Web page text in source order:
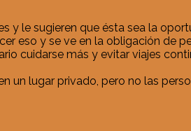
le sugieren que ésta sea la
eso y se ve en la obligación de
cuidarse más y evitar viajes
un lugar privado, pero no las